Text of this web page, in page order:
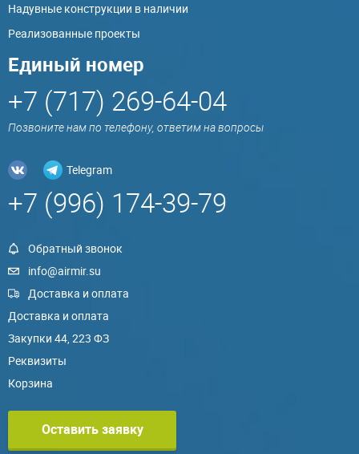
Надувные конструкции в наличии
Реализованные проекты
Единый номер
+7 (717) 269-64-04
Позвоните нам по телефону, ответим на вопросы
Telegram
+7 (996) 174-39-79
Обратный звонок
info@airmir.su
Доставка и оплата
Доставка и оплата
Закупки 44, 223 ФЗ
Реквизиты
Корзина
Оставить заявку